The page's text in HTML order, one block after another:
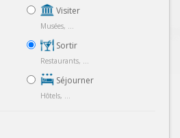
Visiter
Musées, ...
Sortir
Restaurants, ...
Séjourner
Hôtels, ...